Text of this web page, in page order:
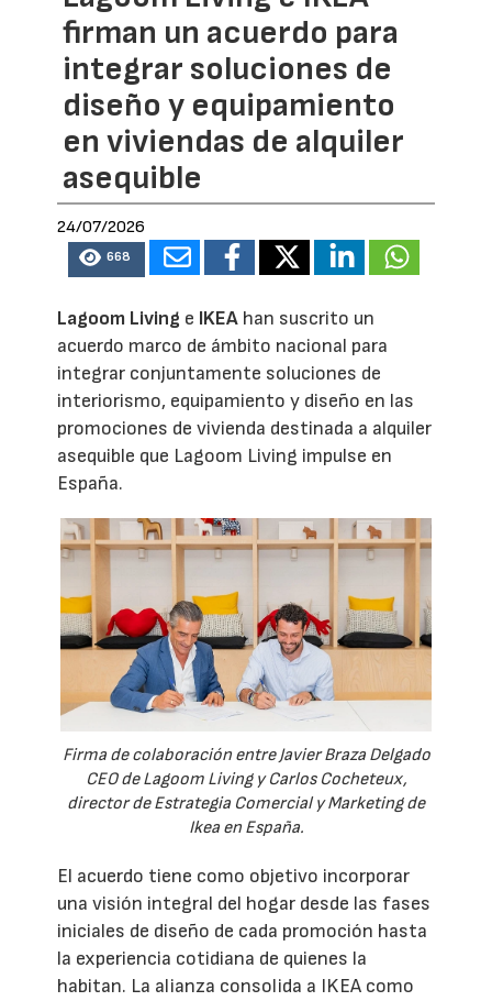
firman un acuerdo para
integrar soluciones de
diseño y equipamiento
en viviendas de alquiler
asequible
24/07/2026
668
Lagoom Living e IKEA han suscrito un
acuerdo marco de ámbito nacional para
integrar conjuntamente soluciones de
interiorismo, equipamiento y diseño en las
promociones de vivienda destinada a alquiler
asequible que Lagoom Living impulse en
España.
Firma de colaboración entre Javier Braza Delgado
CEO de Lagoom Living y Carlos Cocheteux,
director de Estrategia Comercial y Marketing de
Ikea en España.
El acuerdo tiene como objetivo incorporar
una visión integral del hogar desde las fases
iniciales de diseño de cada promoción hasta
la experiencia cotidiana de quienes la
habitan. La alianza consolida a IKEA como